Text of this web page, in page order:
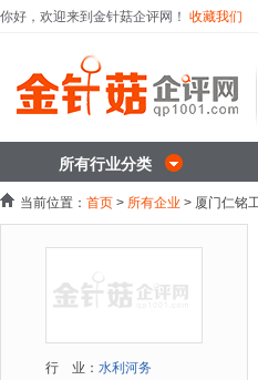
你好，欢迎来到金针菇企评网！ 收藏我们
所有行业分类
当前位置： 首页 > 所有企业 > 厦门仁铭
行 业： 水利河务